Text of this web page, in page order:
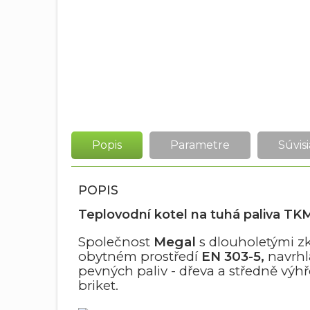
Popis Parametre
POPIS
Teplovodní kotel na tuhá paliva
Společnost Megal s dlouholetými
obytném prostředí EN 303-5,
pevných paliv - dřeva a středně
briket.